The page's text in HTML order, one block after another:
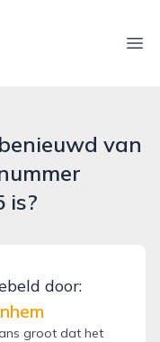
van
is?
door:
groot dat het